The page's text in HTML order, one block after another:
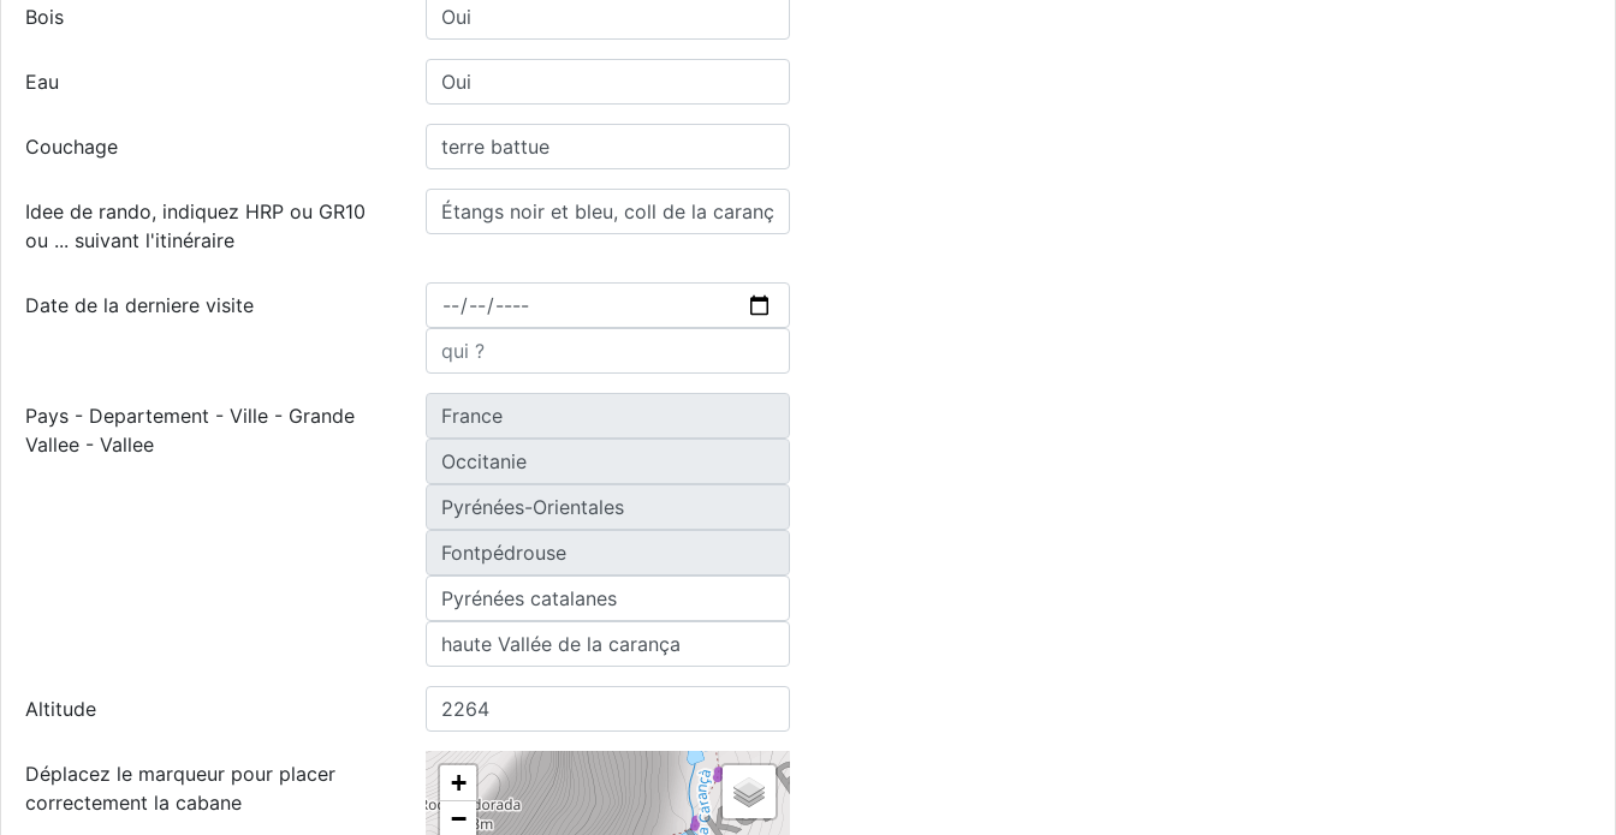
Bois
Eau
Couchage
Idee de rando, indiquez HRP ou GR10
ou ... suivant l'itinéraire
Date de la derniere visite
Pays - Departement - Ville - Grande
Vallee - Vallee
Altitude
Déplacez le marqueur pour placer
correctement la cabane
+
−